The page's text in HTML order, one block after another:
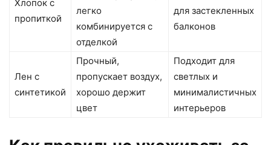
Хлопок с
пропиткой
легко
комбинируется с
отделкой
для застекленных
балконов
Лен с
синтетикой
Прочный,
пропускает воздух,
хорошо держит
цвет
Подходит для
светлых и
минималистичных
интерьеров